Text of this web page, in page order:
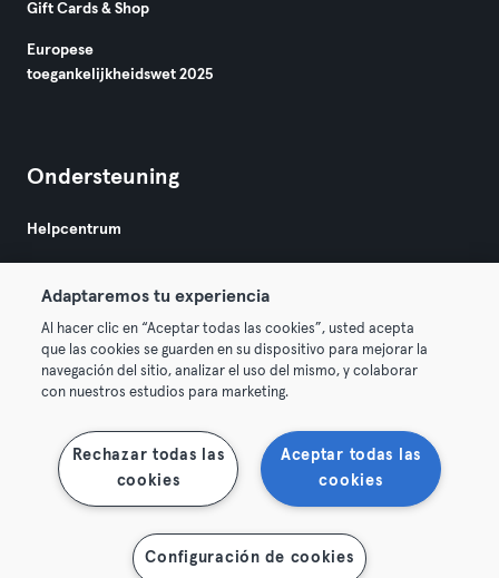
Gift Cards & Shop
Europese
toegankelijkheidswet 2025
Ondersteuning
Helpcentrum
Algemene Voorwaarden Privacy
Membership opzeggen Trek hier je contract terug
Adaptaremos tu experiencia
Al hacer clic en “Aceptar todas las cookies”, usted acepta
que las cookies se guarden en su dispositivo para mejorar la
navegación del sitio, analizar el uso del mismo, y colaborar
con nuestros estudios para marketing.
Aceptar todas las
cookies
Rechazar todas las
cookies
Configuración de cookies